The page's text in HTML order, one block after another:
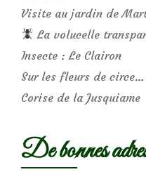
Visite au jardin de
La volucelle
Insecte : Le Clairon
Sur les fleurs de circe…
Corise de la Jusquiame
De bonnes